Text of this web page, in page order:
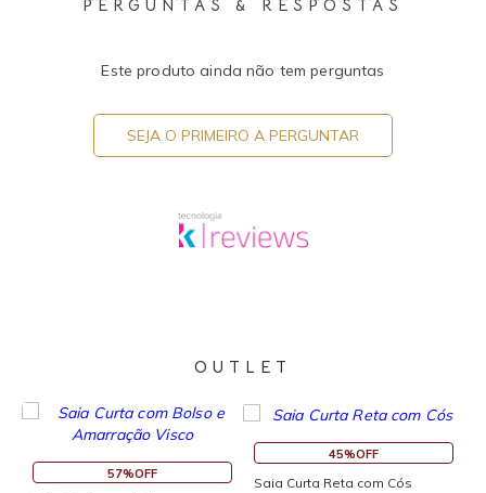
PERGUNTAS & RESPOSTAS
Este produto ainda não tem perguntas
SEJA O PRIMEIRO A PERGUNTAR
OUTLET
57%OFF
45%OFF
Saia Curta Reta com Cós